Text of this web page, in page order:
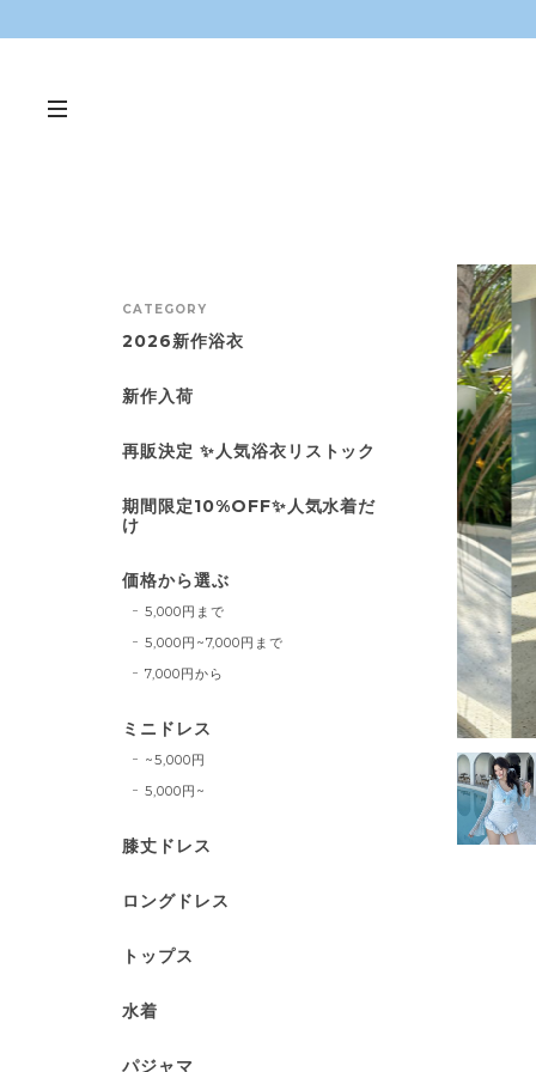
CATEGORY
2026新作浴衣
新作入荷
再販決定 ✨人気浴衣リストック
期間限定10%OFF✨人気水着だ
け
価格から選ぶ
5,000円まで
5,000円~7,000円まで
7,000円から
ミニドレス
~5,000円
5,000円~
膝丈ドレス
ロングドレス
トップス
水着
パジャマ